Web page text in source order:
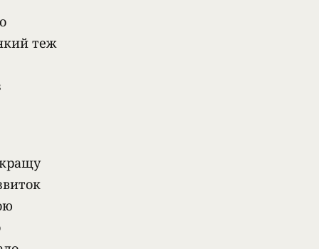
теж